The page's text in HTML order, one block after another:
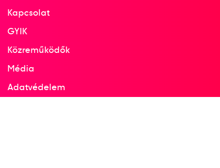
Kapcsolat
GYIK
Közreműködők
Média
Adatvédelem